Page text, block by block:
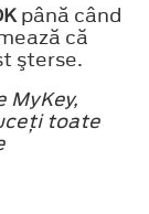
până când
că
şterse.
toate